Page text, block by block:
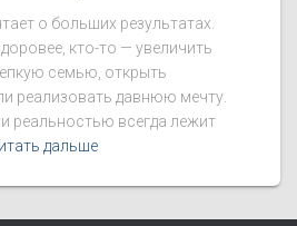
о больших результатах.
кто-то — увеличить
семью, открыть
реализовать давнюю мечту.
реальностью всегда лежит
дальше